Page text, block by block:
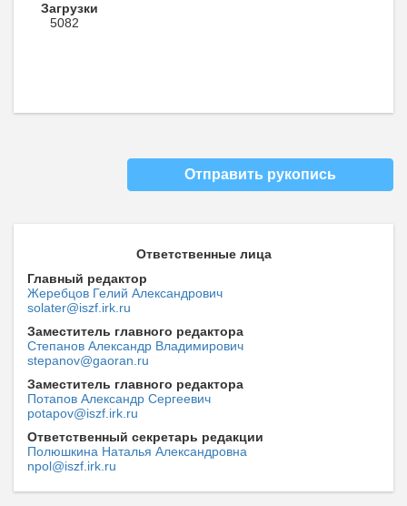
Загрузки
5082
Отправить рукопись
Ответственные лица
Главный редактор
Жеребцов Гелий Александрович
solater@iszf.irk.ru
Заместитель главного редактора
Степанов Александр Владимирович
stepanov@gaoran.ru
Заместитель главного редактора
Потапов Александр Сергеевич
potapov@iszf.irk.ru
Ответственный секретарь редакции
Полюшкина Наталья Александровна
npol@iszf.irk.ru